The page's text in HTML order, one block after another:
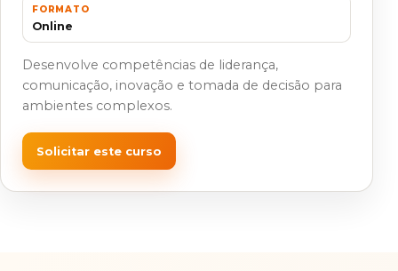
FORMATO
Online
Desenvolve competências de liderança,
comunicação, inovação e tomada de decisão para
ambientes complexos.
Solicitar este curso